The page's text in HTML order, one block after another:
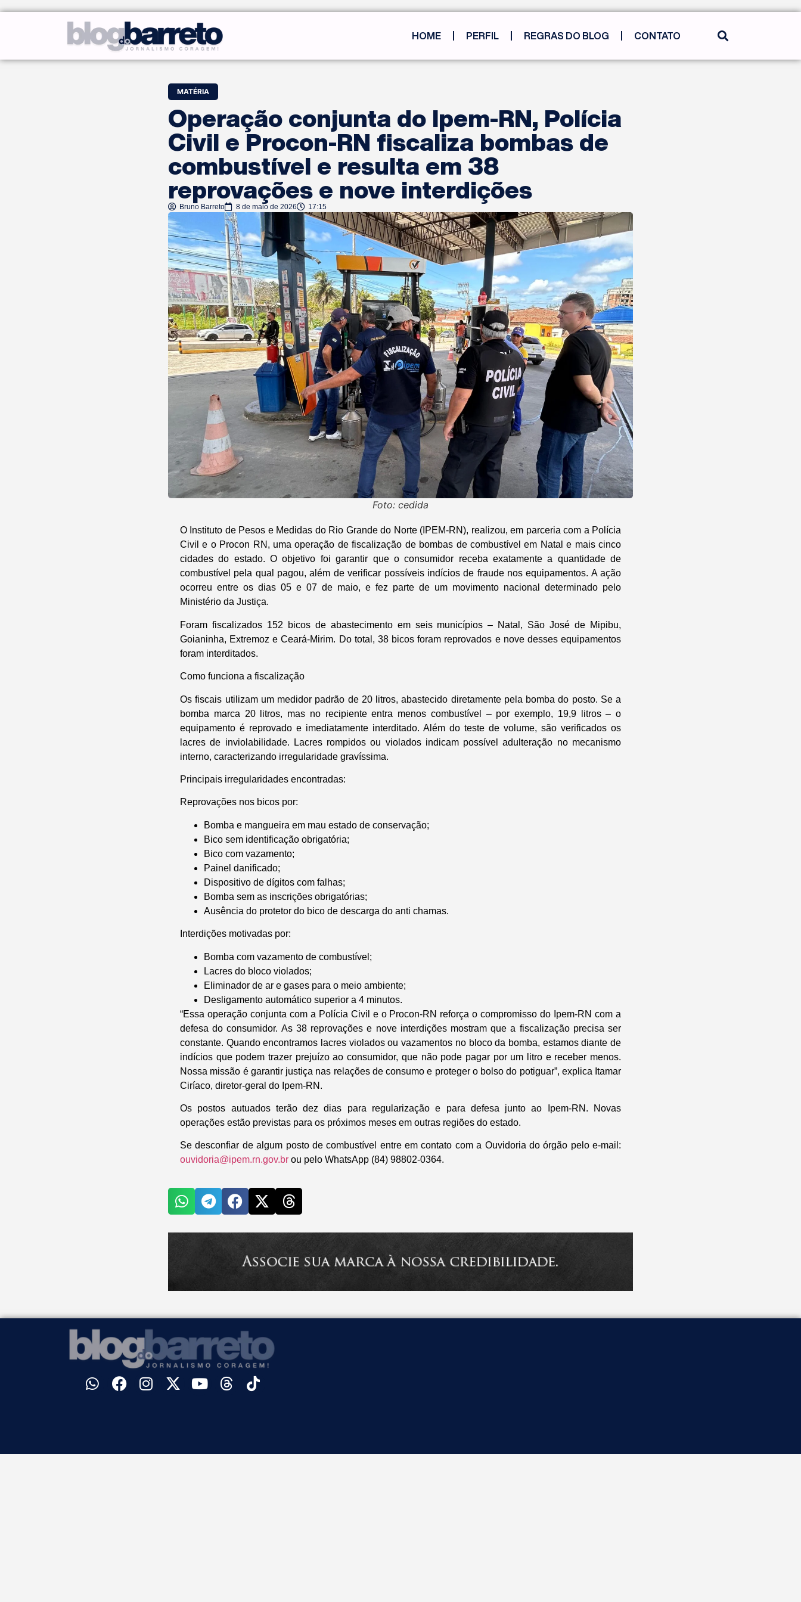
HOME PERFIL REGRAS DO BLOG CONTATO
MATÉRIA
Operação conjunta do Ipem-RN, Polícia
Civil e Procon-RN fiscaliza bombas de
combustível e resulta em 38
reprovações e nove interdições
Bruno Barreto 8 de maio de 2026 17:15
Foto: cedida
O Instituto de Pesos e Medidas do Rio Grande do Norte (IPEM-RN), realizou, em parceria com a Polícia
Civil e o Procon RN, uma operação de fiscalização de bombas de combustível em Natal e mais cinco
cidades do estado. O objetivo foi garantir que o consumidor receba exatamente a quantidade de
combustível pela qual pagou, além de verificar possíveis indícios de fraude nos equipamentos. A ação
ocorreu entre os dias 05 e 07 de maio, e fez parte de um movimento nacional determinado pelo
Ministério da Justiça.
Foram fiscalizados 152 bicos de abastecimento em seis municípios – Natal, São José de Mipibu,
Goianinha, Extremoz e Ceará-Mirim. Do total, 38 bicos foram reprovados e nove desses equipamentos
foram interditados.
Como funciona a fiscalização
Os fiscais utilizam um medidor padrão de 20 litros, abastecido diretamente pela bomba do posto. Se a
bomba marca 20 litros, mas no recipiente entra menos combustível – por exemplo, 19,9 litros – o
equipamento é reprovado e imediatamente interditado. Além do teste de volume, são verificados os
lacres de inviolabilidade. Lacres rompidos ou violados indicam possível adulteração no mecanismo
interno, caracterizando irregularidade gravíssima.
Principais irregularidades encontradas:
Reprovações nos bicos por:
Bomba e mangueira em mau estado de conservação;
Bico sem identificação obrigatória;
Bico com vazamento;
Painel danificado;
Dispositivo de dígitos com falhas;
Bomba sem as inscrições obrigatórias;
Ausência do protetor do bico de descarga do anti chamas.
Interdições motivadas por:
Bomba com vazamento de combustível;
Lacres do bloco violados;
Eliminador de ar e gases para o meio ambiente;
Desligamento automático superior a 4 minutos.
“Essa operação conjunta com a Polícia Civil e o Procon-RN reforça o compromisso do Ipem-RN com a
defesa do consumidor. As 38 reprovações e nove interdições mostram que a fiscalização precisa ser
constante. Quando encontramos lacres violados ou vazamentos no bloco da bomba, estamos diante de
indícios que podem trazer prejuízo ao consumidor, que não pode pagar por um litro e receber menos.
Nossa missão é garantir justiça nas relações de consumo e proteger o bolso do potiguar”, explica Itamar
Ciríaco, diretor-geral do Ipem-RN.
Os postos autuados terão dez dias para regularização e para defesa junto ao Ipem-RN. Novas
operações estão previstas para os próximos meses em outras regiões do estado.
Se desconfiar de algum posto de combustível entre em contato com a Ouvidoria do órgão pelo e-mail:
ouvidoria@ipem.rn.gov.br ou pelo WhatsApp (84) 98802-0364.